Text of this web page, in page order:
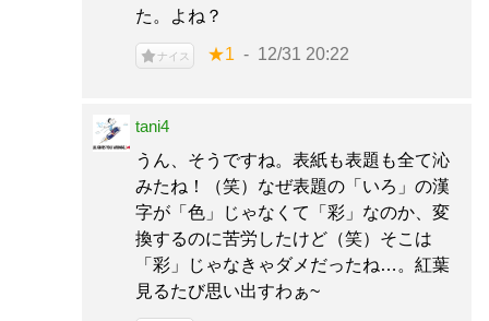
た。よね？
ナイス ★1 12/31 20:22
tani4
うん、そうですね。表紙も表題も全て沁
みたね！（笑）なぜ表題の「いろ」の漢
字が「色」じゃなくて「彩」なのか、変
換するのに苦労したけど（笑）そこは
「彩」じゃなきゃダメだったね…。紅葉
見るたび思い出すわぁ~